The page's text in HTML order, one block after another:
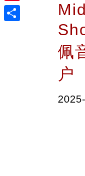
Pinterest
佩
户